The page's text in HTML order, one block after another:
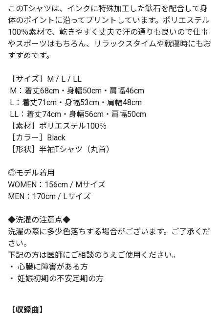
このTシャツは、インクに特殊加工した鉱石を配合して身
体のポイントに沿ってプリントしています。ポリエステル
100％素材で、乾きやすく丈夫で汗の通りも良いので仕事
やスポーツはもちろん、リラックスタイムや就寝時にもお
すすめです。
［サイズ］M / L / LL
M：着丈68cm・身幅50cm・肩幅46cm
L：着丈71cm・身幅53cm・肩幅48cm
LL：着丈74cm・身幅56cm・肩幅50cm
［素材］ポリエステル100％
［カラー］Black
［形状］半袖Tシャツ（丸首）
◎モデル着用
WOMEN：156cm / Mサイズ
MEN：170cm / Lサイズ
◆洗濯の注意点◆
洗濯の際に多少色落ちする場合がございます。ご了承くだ
さい。
下記の方は医師にご相談のうえご使用ください。
・ 心臓に障害がある方
・ 妊娠初期の不安定期の方
【収録曲】